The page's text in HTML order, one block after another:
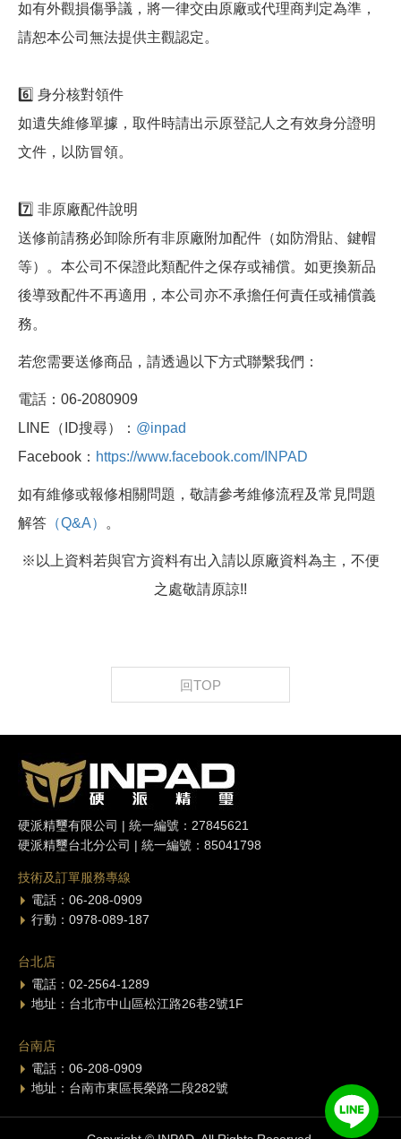
如有外觀損傷爭議，將一律交由原廠或代理商判定為準，
請恕本公司無法提供主觀認定。
6️⃣ 身分核對領件
如遺失維修單據，取件時請出示原登記人之有效身分證明
文件，以防冒領。
7️⃣ 非原廠配件說明
送修前請務必卸除所有非原廠附加配件（如防滑貼、鍵帽
等）。本公司不保證此類配件之保存或補償。如更換新品
後導致配件不再適用，本公司亦不承擔任何責任或補償義
務。
若您需要送修商品，請透過以下方式聯繫我們：
電話：06-2080909
LINE（ID搜尋）： @inpad
Facebook： https://www.facebook.com/INPAD
如有維修或報修相關問題，敬請參考維修流程及常見問題
解答 （Q&A） 。
※以上資料若與官方資料有出入請以原廠資料為主，不便
之處敬請原諒!!
回TOP
硬派精璽有限公司 | 統一編號：27845621
硬派精璽台北分公司 | 統一編號：85041798
技術及訂單服務專線
電話：06-208-0909
行動：0978-089-187
台北店
電話：02-2564-1289
地址：台北市中山區松江路26巷2號1F
台南店
電話：06-208-0909
地址：台南市東區長榮路二段282號